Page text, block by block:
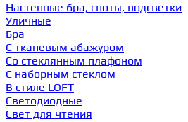
Настенные бра, споты, подсветки
Уличные
Бра
С тканевым абажуром
Со стеклянным плафоном
С наборным стеклом
В стиле LOFT
Светодиодные
Свет для чтения